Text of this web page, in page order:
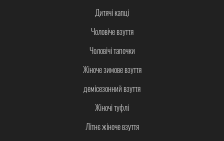
Дитячі капці
Чоловіче взуття
Чоловічі тапочки
Жіноче зимове взуття
демісезонний взуття
Жіночі туфлі
Літнє жіноче взуття